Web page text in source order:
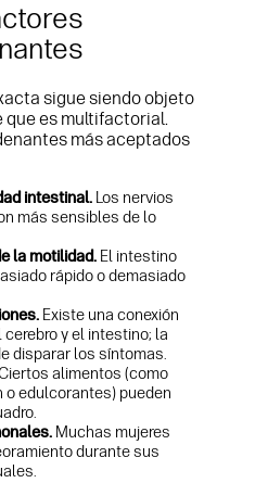
sigue siendo objeto
que es multifactorial.
más aceptados
intestinal. Los nervios
más sensibles de lo
la motilidad. El intestino
rápido o demasiado
Existe una conexión
y el intestino; la
disparar los síntomas.
alimentos (como
o edulcorantes) pueden
Muchas mujeres
durante sus